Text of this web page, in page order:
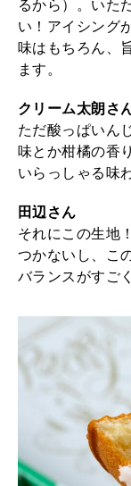
るから）。いた
い！アイシング
味はもちろん、
ます。
クリーム太朗さ
ただ酸っぱいん
味とか柑橘の香
いらっしゃる味
田辺さん
それにこの生地
つかないし、こ
バランスがすご